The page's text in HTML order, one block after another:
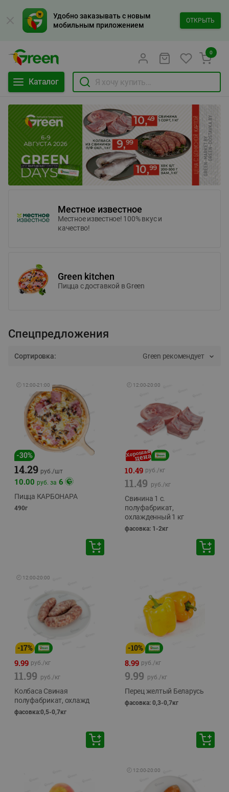
Удобно заказывать с новым
мобильным приложением
ОТКРЫТЬ
Каталог
0
Местное известное
Местное известное! 100% вкус и
качество!
Green kitchen
Пицца c доставкой в Green
Спецпредложения
Сортировка: Green рекомендует
🕘 12:00-21:00
-30%
14.29 руб./шт
10.00 руб. за 6
Пицца КАРБОНАРА
490г
🕘 12:00-20:00
10.49 руб./кг
11.49 руб./кг
Свинина 1 с.
полуфабрикат,
охлажденный 1 кг
фасовка: 1-2кг
🕘 12:00-20:00
-17%
9.99 руб./кг
11.99 руб./кг
Колбаса Свиная
полуфабрикат, охлажд
фасовка:0,5-0,7кг
-10%
8.99 руб./кг
9.99 руб./кг
Перец желтый Беларусь
фасовка: 0,3-0,7кг
🕘 12:00-20:00